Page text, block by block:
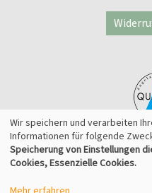
© 2026 Kufer Software GmbH
Wir speichern und verarbeiten
Informationen für folgende
Speicherung von Einstellungen
Cookies, Essenzielle Cookies.